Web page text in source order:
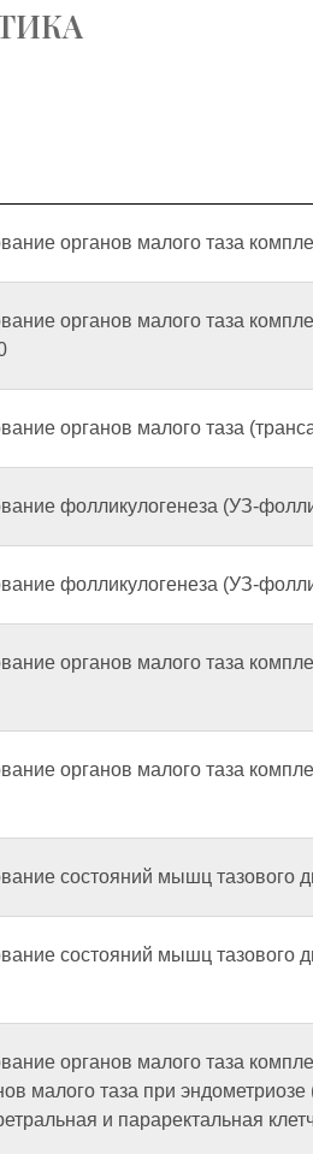
органов малого таза
органов малого таза
органов малого таза
фолликулогенеза (УЗ-
фолликулогенеза (УЗ-
органов малого таза
органов малого таза
состояний мышц
состояний мышц тазового
органов малого таза
малого таза при эндометриозе
и параректальная